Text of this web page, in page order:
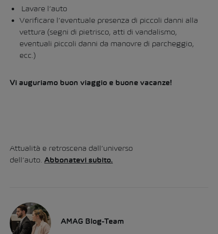
Lavare l’auto
Verificare l’eventuale presenza di piccoli danni alla
vettura (segni di pietrisco, atti di vandalismo,
eventuali piccoli danni da manovre di parcheggio,
ecc.)
Vi auguriamo buon viaggio e buone vacanze!
Attualità e retroscena dall’universo
dell’auto.
Abbonatevi subito.
AMAG Blog-Team